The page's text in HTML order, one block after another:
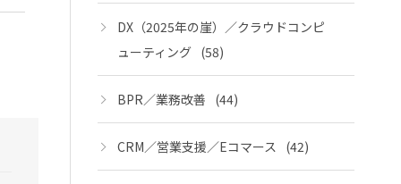
DX（2025年の崖）／クラウドコンピ
ューティング (58)
BPR／業務改善 (44)
CRM／営業支援／Eコマース (42)